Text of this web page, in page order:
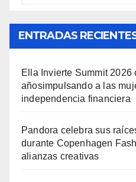
ENTRADAS
Ella Invierte Summit 2026
añosimpulsando a las
independencia financiera
Pandora celebra sus
durante Copenhagen
alianzas creativas